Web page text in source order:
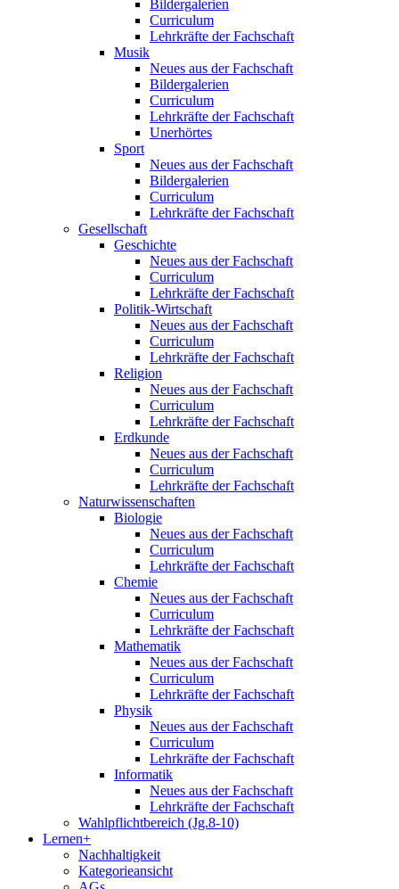
Bildergalerien
Curriculum
Lehrkräfte der Fachschaft
Musik
Neues aus der Fachschaft
Bildergalerien
Curriculum
Lehrkräfte der Fachschaft
Unerhörtes
Sport
Neues aus der Fachschaft
Bildergalerien
Curriculum
Lehrkräfte der Fachschaft
Gesellschaft
Geschichte
Neues aus der Fachschaft
Curriculum
Lehrkräfte der Fachschaft
Politik-Wirtschaft
Neues aus der Fachschaft
Curriculum
Lehrkräfte der Fachschaft
Religion
Neues aus der Fachschaft
Curriculum
Lehrkräfte der Fachschaft
Erdkunde
Neues aus der Fachschaft
Curriculum
Lehrkräfte der Fachschaft
Naturwissenschaften
Biologie
Neues aus der Fachschaft
Curriculum
Lehrkräfte der Fachschaft
Chemie
Neues aus der Fachschaft
Curriculum
Lehrkräfte der Fachschaft
Mathematik
Neues aus der Fachschaft
Curriculum
Lehrkräfte der Fachschaft
Physik
Neues aus der Fachschaft
Curriculum
Lehrkräfte der Fachschaft
Informatik
Neues aus der Fachschaft
Lehrkräfte der Fachschaft
Wahlpflichtbereich (Jg.8-10)
Lernen+
Nachhaltigkeit
Kategorieansicht